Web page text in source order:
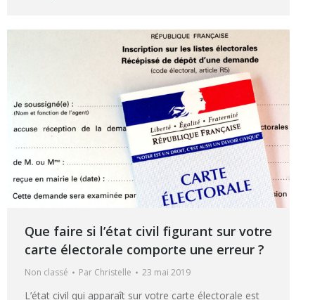
Que faire si l’état civil figurant sur votre
carte électorale comporte une erreur ?
Non classé Par Christelle 23 mai 2019
L’état civil qui apparaît sur votre carte électorale est